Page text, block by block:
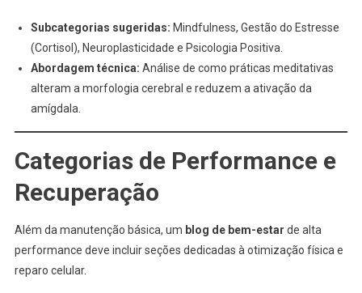
Subcategorias sugeridas: Mindfulness, Gestão do Estresse
(Cortisol), Neuroplasticidade e Psicologia Positiva.
Abordagem técnica: Análise de como práticas meditativas
alteram a morfologia cerebral e reduzem a ativação da
amígdala.
Categorias de Performance e
Recuperação
Além da manutenção básica, um blog de bem-estar de alta
performance deve incluir seções dedicadas à otimização física e
reparo celular.